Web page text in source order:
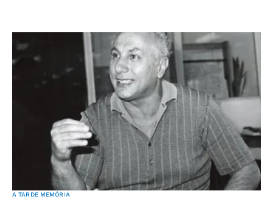
A TARDE MEMÓRIA